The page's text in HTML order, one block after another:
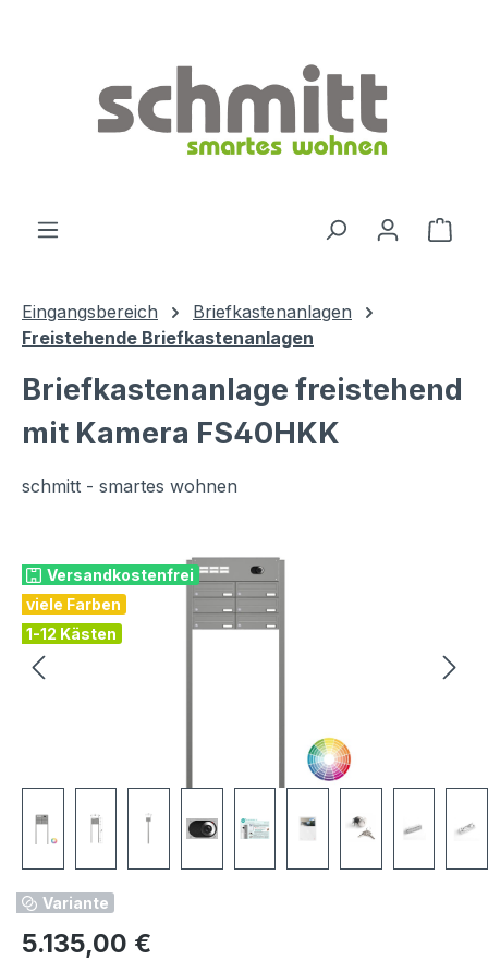
Eingangsbereich
Briefkastenanlagen
Freistehende Briefkastenanlagen
Briefkastenanlage freistehend
mit Kamera FS40HKK
schmitt - smartes wohnen
Versandkostenfrei
viele Farben
1-12 Kästen
Variante
Regulärer Preis:
5.135,00 €